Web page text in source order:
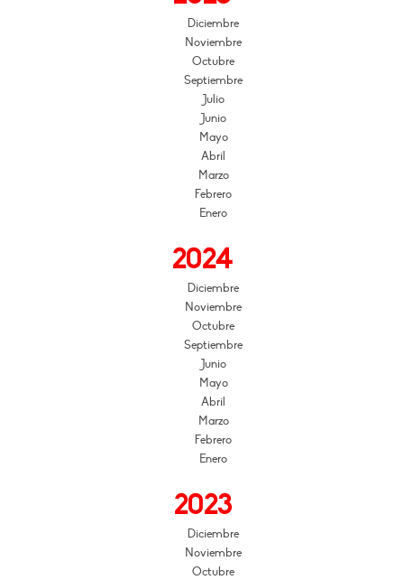
Diciembre
Noviembre
Octubre
Septiembre
Julio
Junio
Mayo
Abril
Marzo
Febrero
Enero
2024
Diciembre
Noviembre
Octubre
Septiembre
Junio
Mayo
Abril
Marzo
Febrero
Enero
2023
Diciembre
Noviembre
Octubre